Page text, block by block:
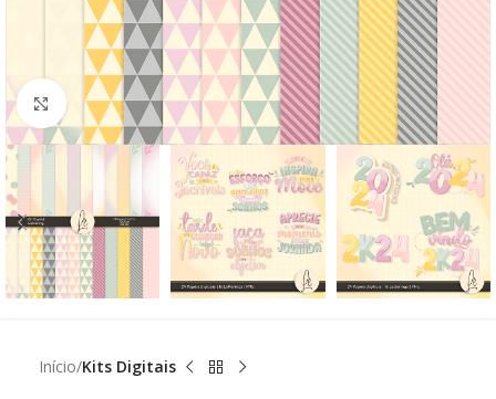
Click to enlarge
Início Kits Digitais